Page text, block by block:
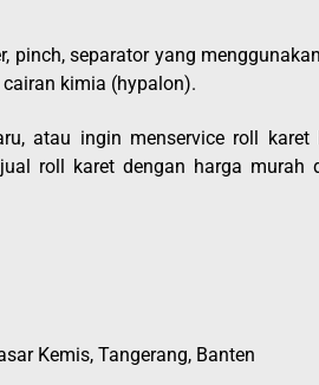
pinch, separator yang
kimia (hypalon).
atau ingin menservice roll karet
roll karet dengan harga murah
Kemis, Tangerang, Banten